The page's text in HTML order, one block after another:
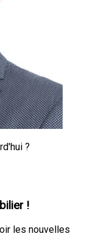
?
!
les nouvelles